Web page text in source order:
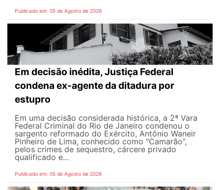
Publicado em: 05 de Agosto de 2026
Em decisão inédita, Justiça Federal
condena ex-agente da ditadura por
estupro
Em uma decisão considerada histórica, a 2ª Vara
Federal Criminal do Rio de Janeiro condenou o
sargento reformado do Exército, Antônio Waneir
Pinheiro de Lima, conhecido como "Camarão”,
pelos crimes de sequestro, cárcere privado
qualificado e...
Publicado em: 05 de Agosto de 2026